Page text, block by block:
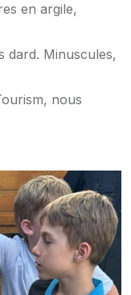
en argile,
dard. Minuscules,
nous